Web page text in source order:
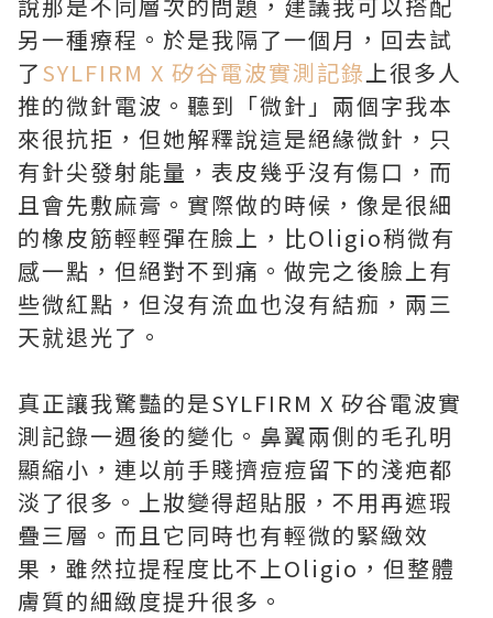
另一種療程。於是我隔了一個月，回去試
了SYLFIRM X 矽谷電波實測記錄上很多人
推的微針電波。聽到「微針」兩個字我本
來很抗拒，但她解釋說這是絕緣微針，只
有針尖發射能量，表皮幾乎沒有傷口，而
且會先敷麻膏。實際做的時候，像是很細
的橡皮筋輕輕彈在臉上，比Oligio稍微有
感一點，但絕對不到痛。做完之後臉上有
些微紅點，但沒有流血也沒有結痂，兩三
天就退光了。
真正讓我驚豔的是SYLFIRM X 矽谷電波實
測記錄一週後的變化。鼻翼兩側的毛孔明
顯縮小，連以前手賤擠痘痘留下的淺疤都
淡了很多。上妝變得超貼服，不用再遮瑕
疊三層。而且它同時也有輕微的緊緻效
果，雖然拉提程度比不上Oligio，但整體
膚質的細緻度提升很多。